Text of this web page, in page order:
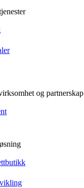
og partnerskap